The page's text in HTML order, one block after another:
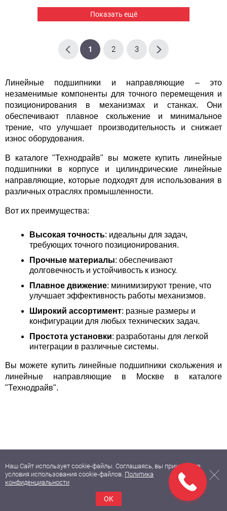
Показать ещё
1 2 3
Линейные подшипники и направляющие – это
незаменимые компоненты для точного перемещения и
позиционирования в механизмах и станках. Они
обеспечивают плавное скольжение и минимальное
трение, что улучшает производительность и снижает
износ оборудования.
В каталоге "Технодрайв" вы можете купить линейные
подшипники в корпусе и цилиндрические линейные
направляющие, которые подходят для использования в
различных отраслях промышленности.
Вот их преимущества:
Высокая точность: идеальны для задач,
требующих точного позиционирования.
Прочные материалы: обеспечивают
долговечность и устойчивость к износу.
Плавное движение: минимизируют трение, что
улучшает эффективность работы механизмов.
Широкий ассортимент: разные размеры и
конфигурации для любых технических задач.
Простота установки: разработаны для легкой
интеграции в различные системы.
Вы можете купить линейные подшипники скольжения и
линейные направляющие в Москве в каталоге
"Технодрайв".
Импортные промышленные
комплектующие и оборудование
Наш Сайт использует cookie-файлы. Соглашаясь, вы принимаете
условия использования cookie-файлов. Политика
конфиденциальности
OK